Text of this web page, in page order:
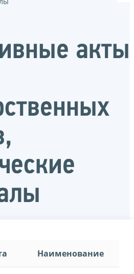
акты
Наименование